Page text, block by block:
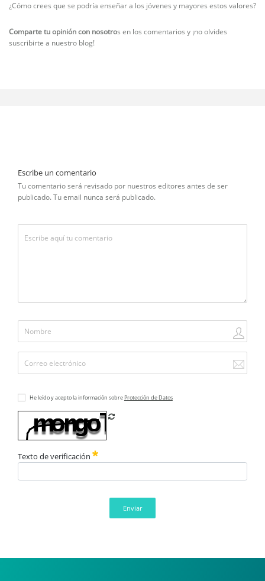
¿Cómo crees que se podría enseñar a los jóvenes y mayores estos valores?
Comparte tu opinión con nosotros en los comentarios y ¡no olvides
suscribirte a nuestro blog!
Escribe un comentario
Tu comentario será revisado por nuestros editores antes de ser
publicado. Tu email nunca será publicado.
He leído y acepto la información sobre Protección de Datos
Texto de verificación
Enviar